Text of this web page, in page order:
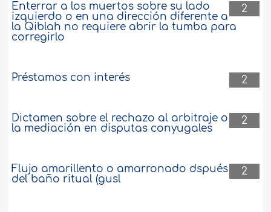
2
Enterrar a los muertos sobre su lado
izquierdo o en una dirección diferente a
la Qiblah no requiere abrir la tumba para
corregirlo
2
Préstamos con interés
2
Dictamen sobre el rechazo al arbitraje o
la mediación en disputas conyugales
2
Flujo amarillento o amarronado dspués
del baño ritual (gusl